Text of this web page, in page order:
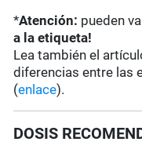
*Atención: pueden
a la etiqueta!
Lea también el
diferencias entre las
(enlace).
DOSIS